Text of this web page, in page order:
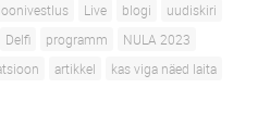
Live blogi
uudiskiri
Delfi programm
NULA 2023
artikkel
kas viga näed laita